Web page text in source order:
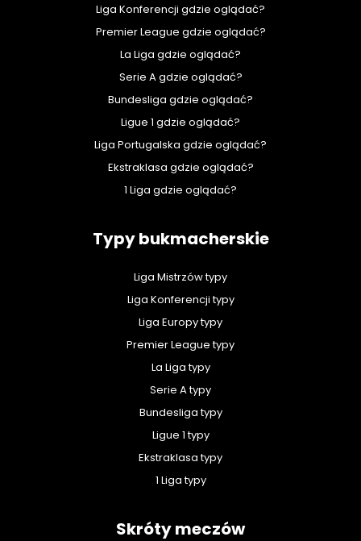
Liga Konferencji gdzie oglądać?
Premier League gdzie oglądać?
La Liga gdzie oglądać?
Serie A gdzie oglądać?
Bundesliga gdzie oglądać?
Ligue 1 gdzie oglądać?
Liga Portugalska gdzie oglądać?
Ekstraklasa gdzie oglądać?
1 Liga gdzie oglądać?
Typy bukmacherskie
Liga Mistrzów typy
Liga Konferencji typy
Liga Europy typy
Premier League typy
La Liga typy
Serie A typy
Bundesliga typy
Ligue 1 typy
Ekstraklasa typy
1 Liga typy
Skróty meczów